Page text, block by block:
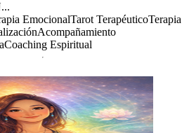
EmocionalTarot TerapéuticoTerapia
Acompañamiento
Coaching Espiritual